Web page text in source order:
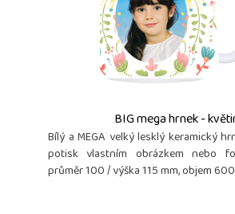
BIG mega hrnek -
Bílý a MEGA velký lesklý keramický
potisk vlastním obrázkem nebo
průměr 100 / výška 115 mm, objem